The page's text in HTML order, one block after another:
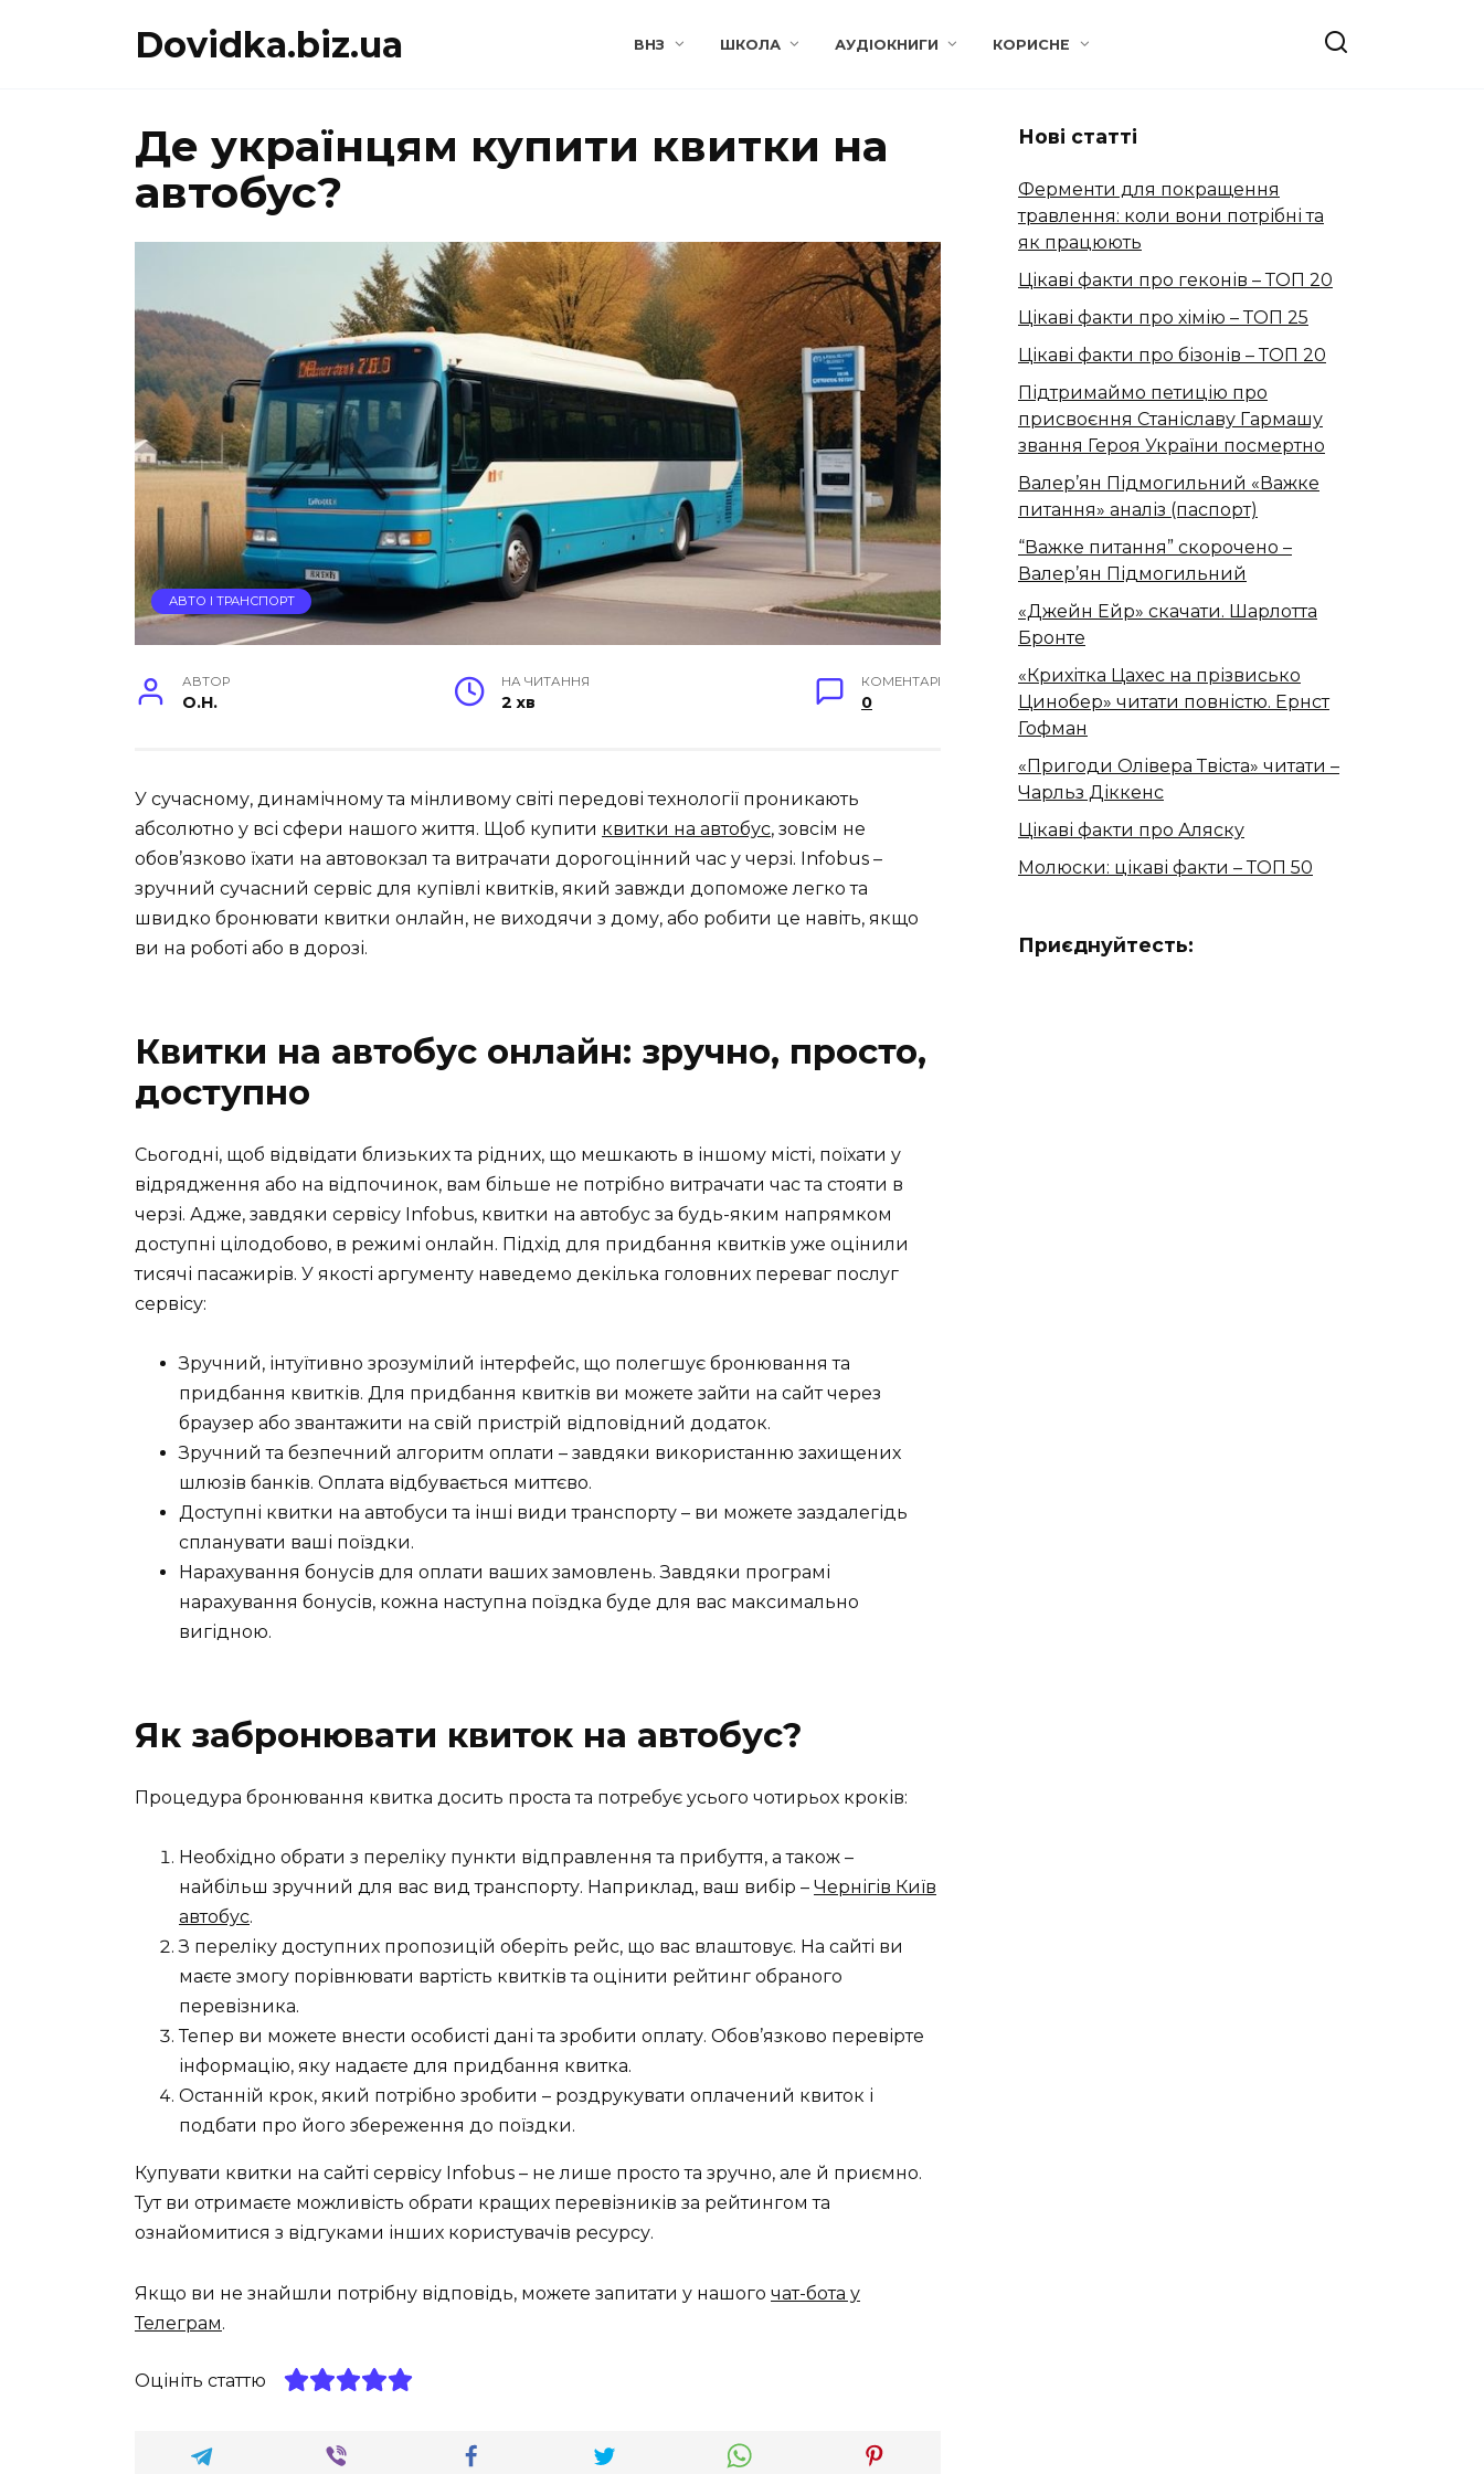
Dovidka.biz.ua ВНЗ ШКОЛА АУДІОКНИГИ КОРИСНЕ
Де українцям купити квитки на
автобус?
АВТО І ТРАНСПОРТ
АВТОР
O.H.
НА ЧИТАННЯ
2 хв
КОМЕНТАРІ
0
У сучасному, динамічному та мінливому світі передові технології проникають
абсолютно у всі сфери нашого життя. Щоб купити квитки на автобус, зовсім не
обов’язково їхати на автовокзал та витрачати дорогоцінний час у черзі. Infobus –
зручний сучасний сервіс для купівлі квитків, який завжди допоможе легко та
швидко бронювати квитки онлайн, не виходячи з дому, або робити це навіть, якщо
ви на роботі або в дорозі.
Квитки на автобус онлайн: зручно, просто,
доступно
Сьогодні, щоб відвідати близьких та рідних, що мешкають в іншому місті, поїхати у
відрядження або на відпочинок, вам більше не потрібно витрачати час та стояти в
черзі. Адже, завдяки сервісу Infobus, квитки на автобус за будь-яким напрямком
доступні цілодобово, в режимі онлайн. Підхід для придбання квитків уже оцінили
тисячі пасажирів. У якості аргументу наведемо декілька головних переваг послуг
сервісу:
Зручний, інтуїтивно зрозумілий інтерфейс, що полегшує бронювання та
придбання квитків. Для придбання квитків ви можете зайти на сайт через
браузер або звантажити на свій пристрій відповідний додаток.
Зручний та безпечний алгоритм оплати – завдяки використанню захищених
шлюзів банків. Оплата відбувається миттєво.
Доступні квитки на автобуси та інші види транспорту – ви можете заздалегідь
спланувати ваші поїздки.
Нарахування бонусів для оплати ваших замовлень. Завдяки програмі
нарахування бонусів, кожна наступна поїздка буде для вас максимально
вигідною.
Як забронювати квиток на автобус?
Процедура бронювання квитка досить проста та потребує усього чотирьох кроків:
Необхідно обрати з переліку пункти відправлення та прибуття, а також –
найбільш зручний для вас вид транспорту. Наприклад, ваш вибір – Чернігів Київ
автобус.
З переліку доступних пропозицій оберіть рейс, що вас влаштовує. На сайті ви
маєте змогу порівнювати вартість квитків та оцінити рейтинг обраного
перевізника.
Тепер ви можете внести особисті дані та зробити оплату. Обов’язково перевірте
інформацію, яку надаєте для придбання квитка.
Останній крок, який потрібно зробити – роздрукувати оплачений квиток і
подбати про його збереження до поїздки.
Купувати квитки на сайті сервісу Infobus – не лише просто та зручно, але й приємно.
Тут ви отримаєте можливість обрати кращих перевізників за рейтингом та
ознайомитися з відгуками інших користувачів ресурсу.
Якщо ви не знайшли потрібну відповідь, можете запитати у нашого чат-бота у
Телеграм.
Оцініть статтю
Нові статті
Ферменти для покращення
травлення: коли вони потрібні та
як працюють
Цікаві факти про геконів – ТОП 20
Цікаві факти про хімію – ТОП 25
Цікаві факти про бізонів – ТОП 20
Підтримаймо петицію про
присвоєння Станіславу Гармашу
звання Героя України посмертно
Валер’ян Підмогильний «Важке
питання» аналіз (паспорт)
“Важке питання” скорочено –
Валер’ян Підмогильний
«Джейн Ейр» скачати. Шарлотта
Бронте
«Крихітка Цахес на прізвисько
Цинобер» читати повністю. Ернст
Гофман
«Пригоди Олівера Твіста» читати –
Чарльз Діккенс
Цікаві факти про Аляску
Молюски: цікаві факти – ТОП 50
Приєднуйтесть: